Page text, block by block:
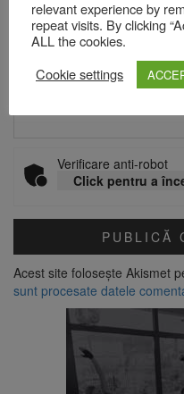
Email*
Site web
Verificare anti-robot
Click pentru a
Acest site folosește Akismet
sunt procesate datele
relevant experience by
repeat visits. By clicking
ALL the cookies.
Cookie settings